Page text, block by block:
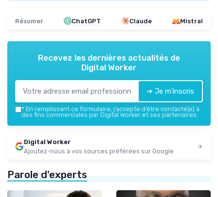
Résumer ChatGPT Claude Mistral
Recevez les dernières actualités de
Digital Worker
➔ Je m'inscris
* En remplissant ce formulaire, j’accepte d’être contacté(e) à
des fins commerciales par Digital Worker et ses partenaires.
Digital Worker
Ajoutez-nous à vos sources préférées sur Google
Parole d'experts